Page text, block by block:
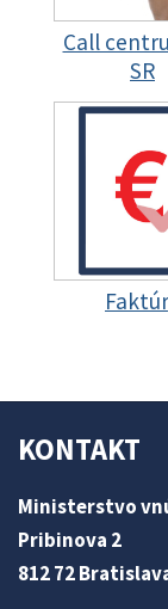
Call
SR
KONTAKT
Ministerstvo
Pribinova 2
812 72